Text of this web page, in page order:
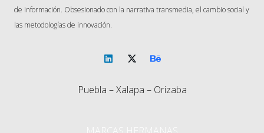
de información. Obsesionado con la narrativa transmedia, el cambio social y
las metodologías de innovación.
Puebla – Xalapa – Orizaba